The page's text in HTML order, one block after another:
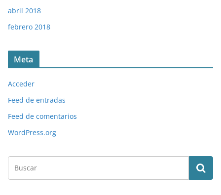
abril 2018
febrero 2018
Meta
Acceder
Feed de entradas
Feed de comentarios
WordPress.org